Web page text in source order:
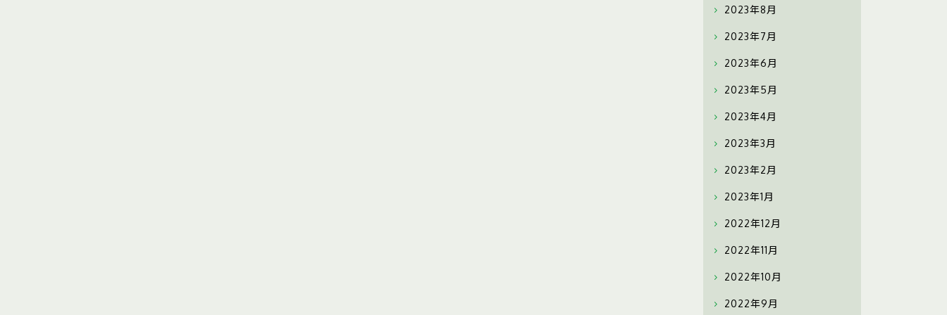
2023年8月
2023年7月
2023年6月
2023年5月
2023年4月
2023年3月
2023年2月
2023年1月
2022年12月
2022年11月
2022年10月
2022年9月